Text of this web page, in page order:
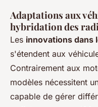
Adaptations aux
hybridation des
Les innovations dans
s'étendent aux
Contrairement aux
modèles nécessitent
capable de gérer